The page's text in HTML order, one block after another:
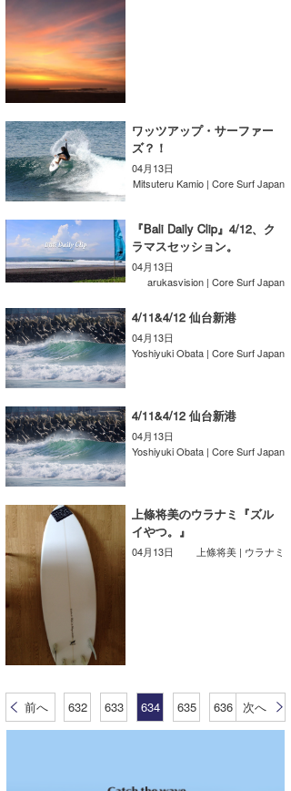
ワッツアップ・サーファー
ズ？！
04月13日
Mitsuteru Kamio | Core Surf Japan
『Bali Daily Clip』4/12、ク
ラマスセッション。
04月13日
arukasvision | Core Surf Japan
4/11&4/12 仙台新港
04月13日
Yoshiyuki Obata | Core Surf Japan
4/11&4/12 仙台新港
04月13日
Yoshiyuki Obata | Core Surf Japan
上條将美のウラナミ『ズル
イやつ。』
04月13日 上條将美 | ウラナミ
前へ 632 633 634 635 636 次へ
wanda
予報士 hiro.
banpaku
Mr.K
chappy